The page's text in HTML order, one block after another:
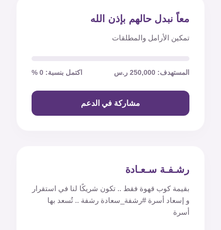
معاً نبدل حالهم بإذن الله
تمكين الأرامل والمطلقات
المستهدف: 250,000 ر.س اكتمل بنسبة: 0 %
مشاركة في الدعم
رشـفـة سـعـادة
بقيمة كوب قهوة فقط .. تكون شريكًا لنا في استقرار
و إسعاد أسرة #رشفة_سعادة رشفة .. تُسعد بها
أسرة